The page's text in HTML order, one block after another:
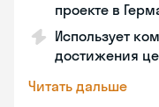
проекте в
Использует
достижения
Читать дальше